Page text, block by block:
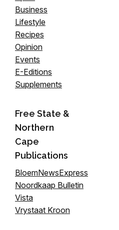
Business
Lifestyle
Recipes
Opinion
Events
E-Editions
Supplements
Free State &
Northern
Cape
Publications
BloemNewsExpress
Noordkaap Bulletin
Vista
Vrystaat Kroon